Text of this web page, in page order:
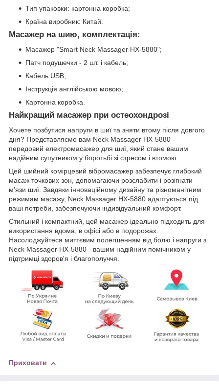
Тип упаковки: картонна коробка;
Країна виробник: Китай.
Масажер на шию, комплектація:
Масажер "Smart Neck Massager HX-5880";
Патч подушечки - 2 шт. і кабель;
Кабель USB;
Інструкція англійською мовою;
Картонна коробка.
Найкращий масажер при остеохондрозі
Хочете позбутися напруги в шиї та зняти втому після довгого
дня? Представляємо вам Neck Massager HX-5880 -
передовий електромасажер для шиї, який стане вашим
надійним супутником у боротьбі зі стресом і втомою.
Цей шийний комірцевий вібромасажер забезпечує глибокий
масаж точкових зон, допомагаючи розслабити і розігнати
м'язи шиї. Завдяки інноваційному дизайну та різноманітним
режимам масажу, Neck Massager HX-5880 адаптується під
ваші потреби, забезпечуючи індивідуальний комфорт.
Стильний і компактний, цей масажер ідеально підходить для
використання вдома, в офісі або в подорожах.
Насолоджуйтеся миттєвим полегшенням від болю і напруги з
Neck Massager HX-5880 - вашим надійним помічником у
підтримці здоров'я і благополуччя.
Приховати